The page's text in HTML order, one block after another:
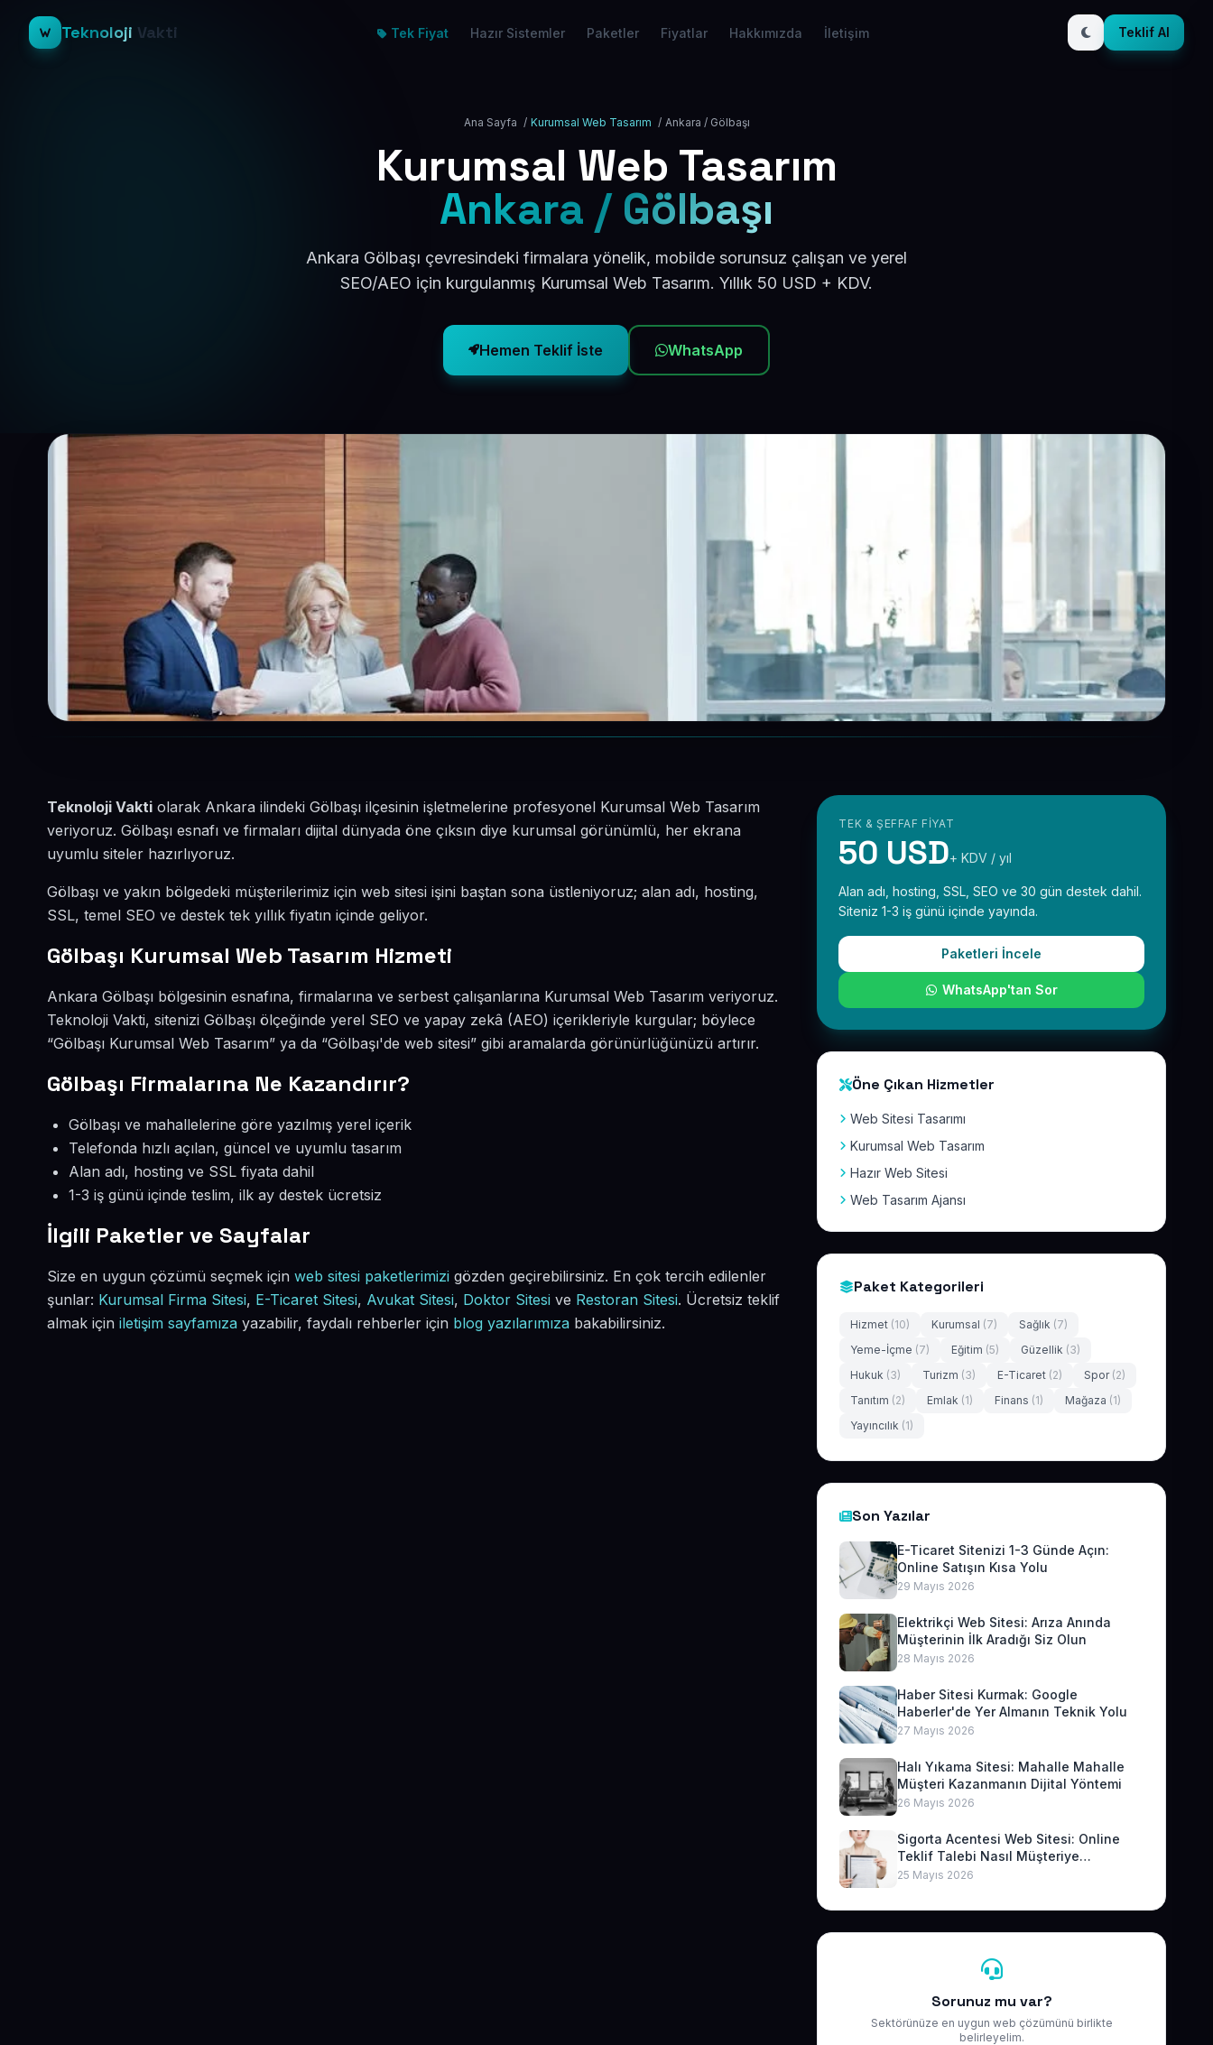
Teknoloji Vakti Tek Fiyat Hazır Sistemler Paketler Fiyatlar Hakkımızda İletişim Teklif Al
Ana Sayfa / Kurumsal Web Tasarım / Ankara / Gölbaşı
Kurumsal Web Tasarım
Ankara / Gölbaşı
Ankara Gölbaşı çevresindeki firmalara yönelik, mobilde sorunsuz çalışan ve yerel
SEO/AEO için kurgulanmış Kurumsal Web Tasarım. Yıllık 50 USD + KDV.
Hemen Teklif İste WhatsApp
Teknoloji Vakti olarak Ankara ilindeki Gölbaşı ilçesinin işletmelerine profesyonel Kurumsal Web Tasarım
veriyoruz. Gölbaşı esnafı ve firmaları dijital dünyada öne çıksın diye kurumsal görünümlü, her ekrana
uyumlu siteler hazırlıyoruz.
Gölbaşı ve yakın bölgedeki müşterilerimiz için web sitesi işini baştan sona üstleniyoruz; alan adı, hosting,
SSL, temel SEO ve destek tek yıllık fiyatın içinde geliyor.
Gölbaşı Kurumsal Web Tasarım Hizmeti
Ankara Gölbaşı bölgesinin esnafına, firmalarına ve serbest çalışanlarına Kurumsal Web Tasarım veriyoruz.
Teknoloji Vakti, sitenizi Gölbaşı ölçeğinde yerel SEO ve yapay zekâ (AEO) içerikleriyle kurgular; böylece
“Gölbaşı Kurumsal Web Tasarım” ya da “Gölbaşı'de web sitesi” gibi aramalarda görünürlüğünüzü artırır.
Gölbaşı Firmalarına Ne Kazandırır?
Gölbaşı ve mahallelerine göre yazılmış yerel içerik
Telefonda hızlı açılan, güncel ve uyumlu tasarım
Alan adı, hosting ve SSL fiyata dahil
1-3 iş günü içinde teslim, ilk ay destek ücretsiz
İlgili Paketler ve Sayfalar
Size en uygun çözümü seçmek için web sitesi paketlerimizi gözden geçirebilirsiniz. En çok tercih edilenler
şunlar: Kurumsal Firma Sitesi, E-Ticaret Sitesi, Avukat Sitesi, Doktor Sitesi ve Restoran Sitesi. Ücretsiz teklif
almak için iletişim sayfamıza yazabilir, faydalı rehberler için blog yazılarımıza bakabilirsiniz.
TEK & ŞEFFAF FIYAT
50 USD+ KDV / yıl
Alan adı, hosting, SSL, SEO ve 30 gün destek dahil.
Siteniz 1-3 iş günü içinde yayında.
Paketleri İncele
WhatsApp'tan Sor
Öne Çıkan Hizmetler
Web Sitesi Tasarımı
Kurumsal Web Tasarım
Hazır Web Sitesi
Web Tasarım Ajansı
Paket Kategorileri
Hizmet (10) Kurumsal (7) Sağlık (7)
Yeme-İçme (7) Eğitim (5) Güzellik (3)
Hukuk (3) Turizm (3) E-Ticaret (2) Spor (2)
Tanıtım (2) Emlak (1) Finans (1) Mağaza (1)
Yayıncılık (1)
Son Yazılar
E-Ticaret Sitenizi 1-3 Günde Açın:
Online Satışın Kısa Yolu
29 Mayıs 2026
Elektrikçi Web Sitesi: Arıza Anında
Müşterinin İlk Aradığı Siz Olun
28 Mayıs 2026
Haber Sitesi Kurmak: Google
Haberler'de Yer Almanın Teknik Yolu
27 Mayıs 2026
Halı Yıkama Sitesi: Mahalle Mahalle
Müşteri Kazanmanın Dijital Yöntemi
26 Mayıs 2026
Sigorta Acentesi Web Sitesi: Online
Teklif Talebi Nasıl Müşteriye
Dönüşür?
25 Mayıs 2026
Sorunuz mu var?
Sektörünüze en uygun web çözümünü birlikte
belirleyelim.